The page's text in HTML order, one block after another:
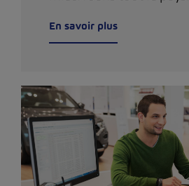
En savoir plus